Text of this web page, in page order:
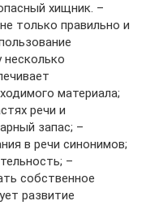
хищник. –
только правильно и
несколько
материала;
речи и
запас; –
в речи синонимов;
–
собственное
развитие